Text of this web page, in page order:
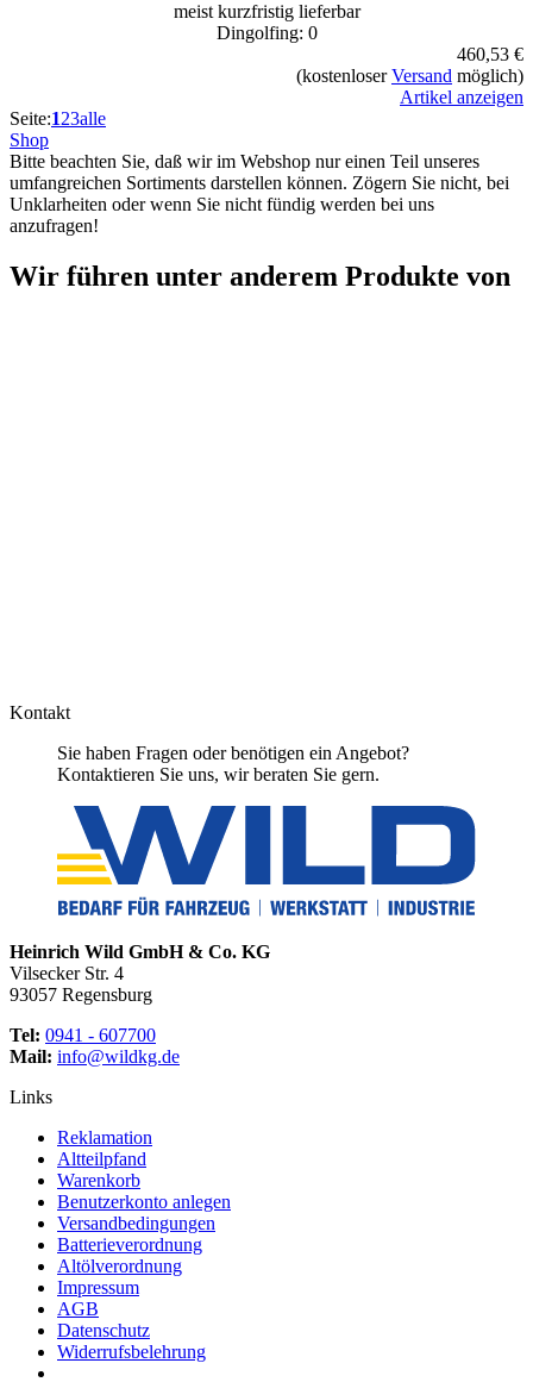
meist kurzfristig lieferbar
Dingolfing: 0
460,53 €
(kostenloserVersand möglich)
Artikel anzeigen
Seite:123alle
Shop
Bitte beachten Sie, daß wir im Webshop nur einen Teil unseres
umfangreichen Sortiments darstellen können. Zögern Sie nicht, bei
Unklarheiten oder wenn Sie nicht fündig werden bei uns
anzufragen!
Wir führen unter anderem Produkte von
Kontakt
Sie haben Fragen oder benötigen ein Angebot?
Kontaktieren Sie uns, wir beraten Sie gern.
Heinrich Wild GmbH & Co. KG
Vilsecker Str. 4
93057 Regensburg
Tel: 0941 - 607700
Mail: info@wildkg.de
Links
Reklamation
Altteilpfand
Warenkorb
Benutzerkonto anlegen
Versandbedingungen
Batterieverordnung
Altölverordnung
Impressum
AGB
Datenschutz
Widerrufsbelehrung